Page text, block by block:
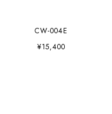
CW-004E
¥15,400